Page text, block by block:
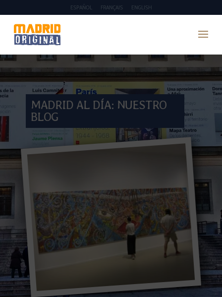
ESPAÑOL FRANÇAIS ENGLISH
MADRID AL DÍA: NUESTRO
BLOG